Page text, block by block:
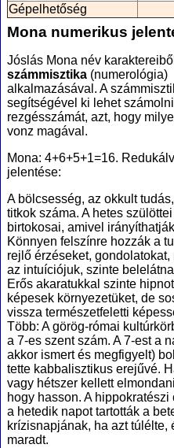
Gépelhetőség
Mona numerikus
Jóslás Mona név karaktereiből
számmisztika (numerológia)
alkalmazásával. A
segítségével ki lehet
rezgésszámát, azt, hogy
vonz magával.
Mona: 4+6+5+1=16.
jelentése:
A bölcsesség, az okkult
titkok száma. A hetes
birtokosai, amivel
Könnyen felszínre hozzák a
rejlő érzéseket, gondolatokat,
az intuíciójuk, szinte
Erős akaratukkal szinte
képesek környezetüket, de
vissza természetfeletti
Több: A görög-római
a 7-es szent szám. A 7-est a
akkor ismert és megfigyelt)
tette kabbalisztikus erejűvé.
vagy hétszer kellett
hogy hasson. A hippokratészi
a hetedik napot tartották a
krízisnapjának, ha azt túlélte,
maradt.